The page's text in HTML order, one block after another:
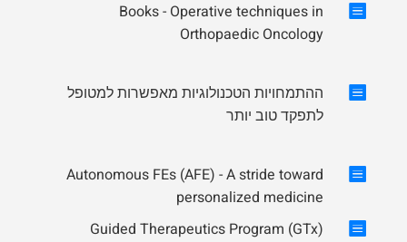

Books - Operative techniques in
Orthopaedic Oncology

ההתמחויות הטכנולוגיות מאפשרות למטופל
לתפקד טוב יותר

Autonomous FEs (AFE) - A stride toward
personalized medicine

Guided Therapeutics Program (GTx)